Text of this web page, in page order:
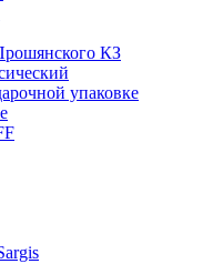
КЗ
упаковке